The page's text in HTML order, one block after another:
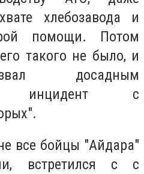
хлебозавода и
помощи. Потом
такого не было, и
досадным
инцидент с
все бойцы "Айдара"
встретился с с